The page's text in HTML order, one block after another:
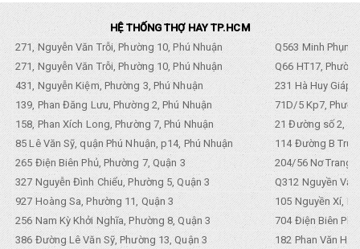
HỆ THỐNG THỢ HAY TP.HCM
271, Nguyễn Văn Trỗi, Phường 10, Phú Nhuận
Q563 Minh
271, Nguyễn Văn Trỗi, Phường 10, Phú Nhuận
Q66 HT17,
431, Nguyễn Kiệm, Phường 3, Phú Nhuận
231 Hà Huy Giáp,
139, Phan Đăng Lưu, Phường 2, Phú Nhuận
71D/5 Kp7,
158, Phan Xích Long, Phường 7, Phú Nhuận
21 Đường số 2,
85 Lê Văn Sỹ, quận Phú Nhuận, p14, Phú Nhuận
114 Đường B
265 Điện Biên Phủ, Phường 7, Quận 3
204/56 Nơ Trang
327 Nguyễn Đình Chiểu, Phường 5, Quận 3
Q312 Nguyền
927 Hoàng Sa, Phường 11, Quận 3
105 Nguyền Xí,
256 Nam Kỳ Khởi Nghĩa, Phường 8, Quận 3
704 Điện Biên
386 Đường Lê Văn Sỹ, Phường 13, Quận 3
182 Phan Văn